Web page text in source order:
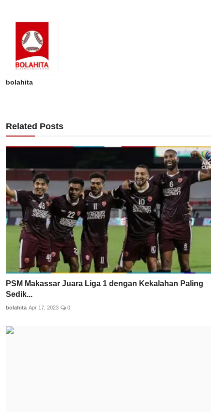
bolahita
Related Posts
PSM Makassar Juara Liga 1 dengan Kekalahan Paling
Sedik...
bolahita Apr 17, 2023 0